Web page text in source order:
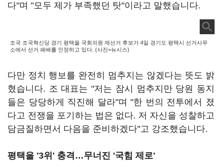
다"며 "모두 제가 부족했던 탓"이라고 말했습니다.
조국 조국혁신당 경기 평택을 국회의원 재선거 후보가 4일 경기도 평택시 선거사무
소에서 선거 패배를 인정하고 있다. (사진=뉴시스)
다만 정치 행보를 완전히 멈추지는 않겠다는 뜻도 밝
혔습니다. 조 대표는 "저는 잠시 멈추지만 당원 동지
들은 당당하게 직진해 달라"며 "한 번의 전투에서 졌
다고 전쟁을 포기하는 법은 없다. 저 자신을 성찰하고
담금질하면서 다음을 준비하겠다"고 강조했습니다.
평택을 '3위' 충격…무너진 '국힘 제로'